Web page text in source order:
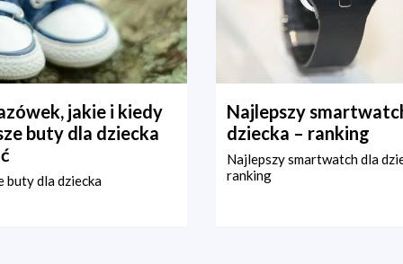
jakie i kiedy
buty dla dziecka
buty dla dziecka
Najlepszy
dziecka – ranking
Najlepszy smartwatch dla
ranking